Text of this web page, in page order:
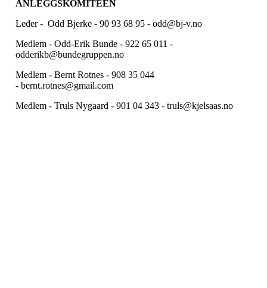
ANLEGGSKOMITEEN
Leder - Odd Bjerke - 90 93 68 95 - odd@bj-v.no
Medlem - Odd-Erik Bunde - 922 65 011 -
odderikb@bundegruppen.no
Medlem - Bernt Rotnes - 908 35 044
- bernt.rotnes@gmail.com
Medlem - Truls Nygaard - 901 04 343 - truls@kjelsaas.no